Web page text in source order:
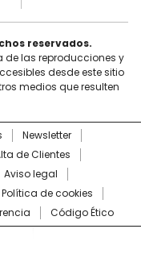
reservados.
de las reproducciones y
desde este sitio
medios que resulten
Newsletter
de Clientes
Aviso legal
Política de cookies
Código Ético